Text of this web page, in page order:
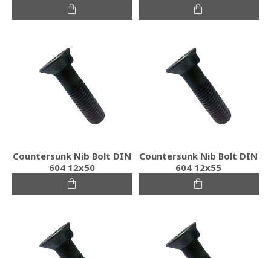
Countersunk Nib Bolt DIN
604 12x50
Countersunk Nib Bolt DIN
604 12x55